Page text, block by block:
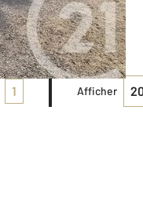
1 Afficher